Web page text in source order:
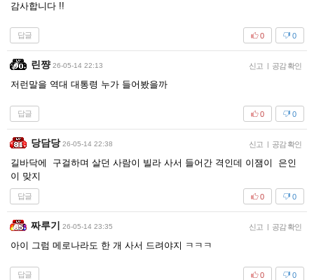
감사합니다 !!
답글 0
0
린쨩 26-05-14 22:13 신고 | 공감 확인
저런말을 역대 대통령 누가 들어봤을까
답글 0
0
당담당 26-05-14 22:38 신고 | 공감 확인
길바닥에 구걸하며 살던 사람이 빌라 사서 들어간 격인데 이잼이 은인
이 맞지
답글 0
0
짜루기 26-05-14 23:35 신고 | 공감 확인
아이 그럼 메로나라도 한 개 사서 드려야지 ㅋㅋㅋ
답글 0
0